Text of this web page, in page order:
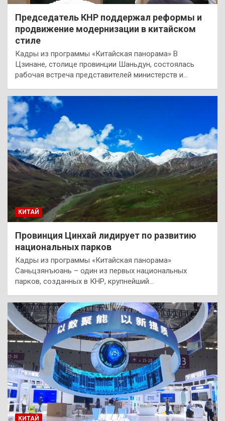
Председатель КНР поддержал реформы и
продвижение модернизации в китайском
стиле
Кадры из программы «Китайская панорама» В
Цзинане, столице провинции Шаньдун, состоялась
рабочая встреча представителей министерств и…
КИТАЙ
Провинция Цинхай лидирует по развитию
национальных парков
Кадры из программы «Китайская панорама»
Саньцзянъюань – один из первых национальных
парков, созданных в КНР, крупнейший…
КИТАЙ